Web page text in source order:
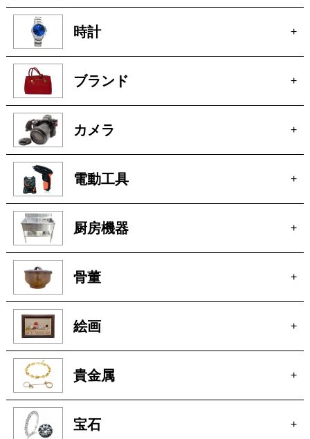
ブランド +
カメラ +
電動工具 +
厨房機器 +
骨董 +
絵画 +
貴金属 +
宝石 +
ブランド家具 +